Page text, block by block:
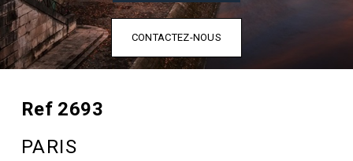
CONTACTEZ-NOUS
Ref 2693
PARIS